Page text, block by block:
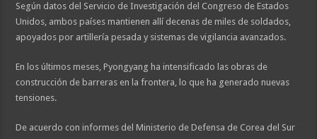
Según datos del Servicio de Investigación del Congreso de Estados
Unidos, ambos países mantienen allí decenas de miles de soldados,
apoyados por artillería pesada y sistemas de vigilancia avanzados.
En los últimos meses, Pyongyang ha intensificado las obras de
construcción de barreras en la frontera, lo que ha generado nuevas
tensiones.
De acuerdo con informes del Ministerio de Defensa de Corea del Sur